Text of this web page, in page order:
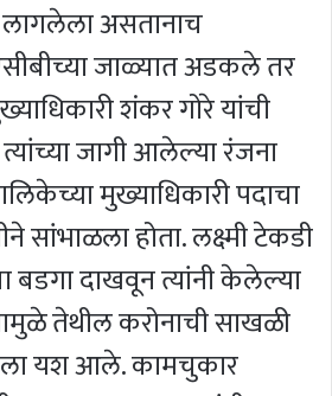
लागलेला असतानाच
जाळ्यात अडकले तर
शंकर गोरे यांची
जागी आलेल्या रंजना
मुख्याधिकारी पदाचा
सांभाळला होता. लक्ष्मी टेकडी
बडगा दाखवून त्यांनी केलेल्या
तेथील करोनाची साखळी
यश आले. कामचुकार